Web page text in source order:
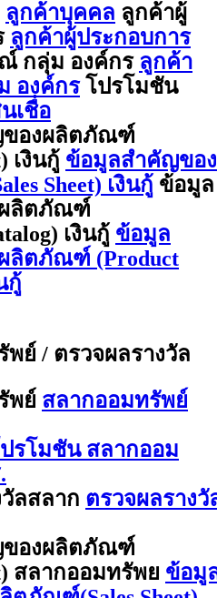
ลูกค้าบุคคล ลูกค้าผู้
ลูกค้าผู้ประกอบการ
กลุ่ม องค์กร ลูกค้า
องค์กร โปรโมชัน
เชื่อ
องผลิตภัณฑ์
เงินกู้ ข้อมูลสำคัญของ
Sheet) เงินกู้ ข้อมูล
ผลิตภัณฑ์
เงินกู้ ข้อมูล
ผลิตภัณฑ์ (Product
กู้
ย์ / ตรวจผลรางวัล
พย์ สลากออมทรัพย์
รโมชัน สลากออม
ลสลาก ตรวจผลรางวั
องผลิตภัณฑ์
สลากออมทรัพย ข้อมู